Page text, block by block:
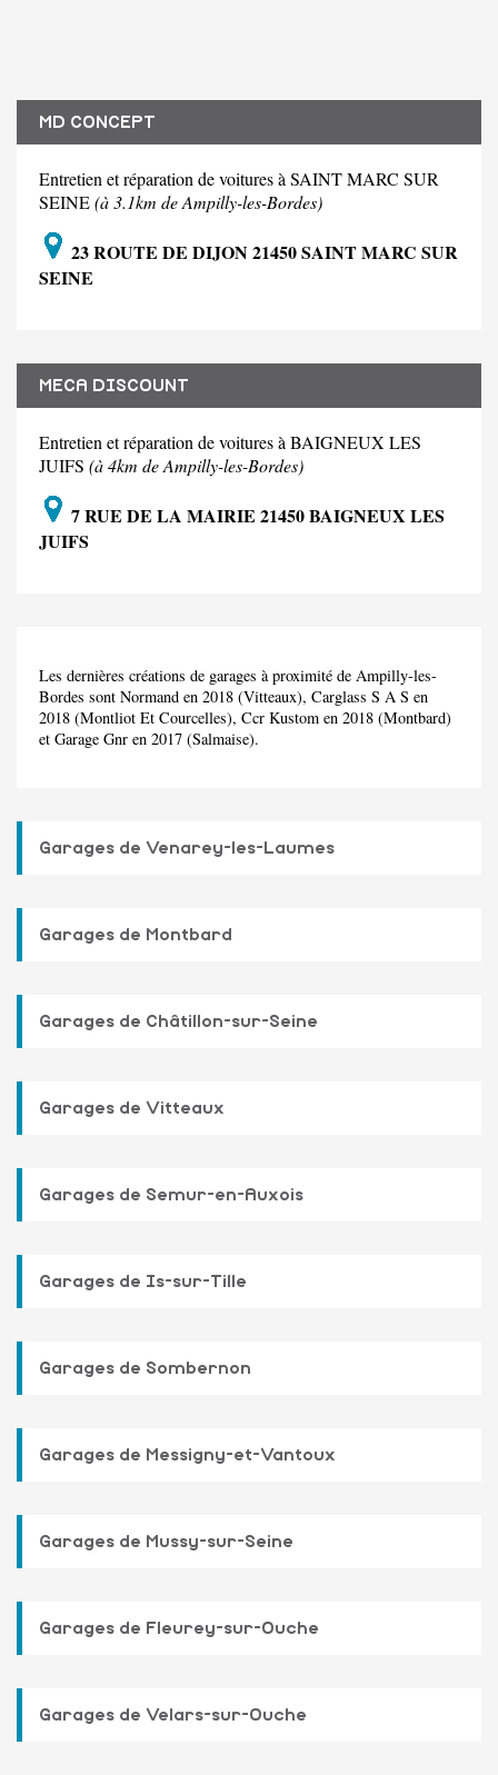
MD CONCEPT
Entretien et réparation de voitures à SAINT MARC SUR
SEINE(à 3.1km de Ampilly-les-Bordes)
23 ROUTE DE DIJON 21450 SAINT MARC SUR
SEINE
MECA DISCOUNT
Entretien et réparation de voitures à BAIGNEUX LES
JUIFS (à 4km de Ampilly-les-Bordes)
7 RUE DE LA MAIRIE 21450 BAIGNEUX LES
JUIFS
Les dernières créations de garages à proximité de Ampilly-les-
Bordes sont Normand en 2018 (Vitteaux), Carglass S A S en
2018 (Montliot Et Courcelles), Ccr Kustom en 2018 (Montbard)
et Garage Gnr en 2017 (Salmaise).
Garages de Venarey-les-Laumes
Garages de Montbard
Garages de Châtillon-sur-Seine
Garages de Vitteaux
Garages de Semur-en-Auxois
Garages de Is-sur-Tille
Garages de Sombernon
Garages de Messigny-et-Vantoux
Garages de Mussy-sur-Seine
Garages de Fleurey-sur-Ouche
Garages de Velars-sur-Ouche